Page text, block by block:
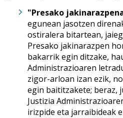
"Presako
egunean jasotzen
ostiralera bitartean,
Presako jakinarazpen
bakarrik egin ditzake,
Administrazioaren
zigor-arloan izan ezik,
egin baititzakete; beraz,
Justizia
irizpide eta jarraibideak